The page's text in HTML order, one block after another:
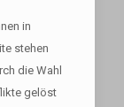
in
stehen
die Wahl
gelöst